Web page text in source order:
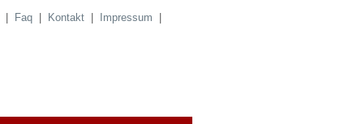
Faq Kontakt Impressum